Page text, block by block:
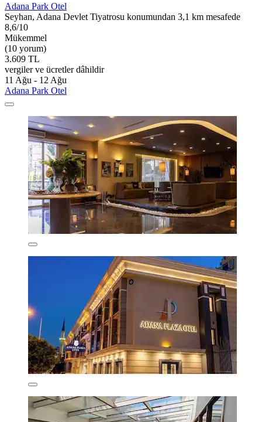
Adana Park Otel
Seyhan, Adana Devlet Tiyatrosu konumundan 3,1 km mesafede
8,6/10
Mükemmel
(10 yorum)
3.609 TL
vergiler ve ücretler dâhildir
11 Ağu - 12 Ağu
Adana Park Otel